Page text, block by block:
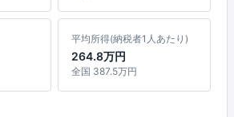
平均所得(納税者1人あたり)
264.8万円
全国 387.5万円